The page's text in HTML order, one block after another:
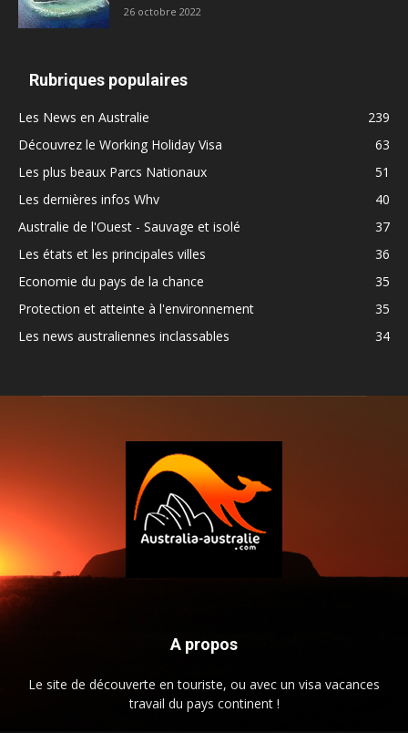
26 octobre 2022
Rubriques populaires
Les News en Australie
239
Découvrez le Working Holiday Visa
63
Les plus beaux Parcs Nationaux
51
Les dernières infos Whv
40
Australie de l'Ouest - Sauvage et isolé
37
Les états et les principales villes
36
Economie du pays de la chance
35
Protection et atteinte à l'environnement
35
Les news australiennes inclassables
34
A propos
Le site de découverte en touriste, ou avec un visa vacances
travail du pays continent !